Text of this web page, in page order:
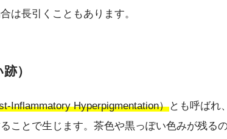
は長引くこともあります。
）
Inflammatory Hyperpigmentation）とも呼ばれ
ことで生じます。茶色や黒っぽい色みが残るの